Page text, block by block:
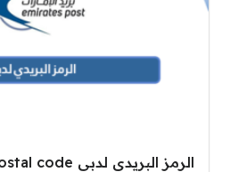
الرمز البريدي لدبي Dubai Postal code